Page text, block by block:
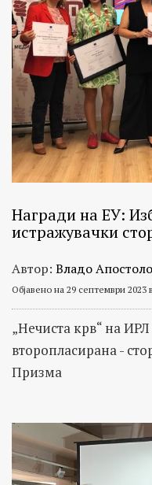
Награди на ЕУ:
истражувачки
Автор: Владо
Објавено на 29 септември 2023
„Нечиста крв“ на
второпласирана -
Призма